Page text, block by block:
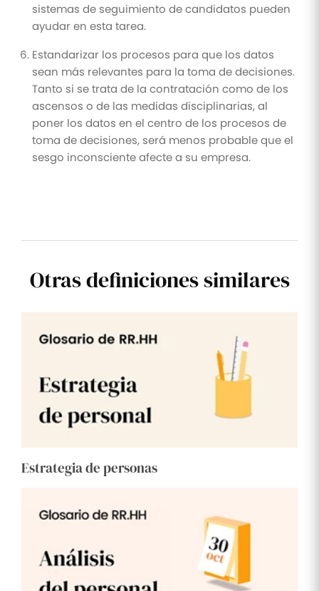
sistemas de seguimiento de candidatos pueden
ayudar en esta tarea.
Estandarizar los procesos para que los datos
sean más relevantes para la toma de decisiones.
Tanto si se trata de la contratación como de los
ascensos o de las medidas disciplinarias, al
poner los datos en el centro de los procesos de
toma de decisiones, será menos probable que el
sesgo inconsciente afecte a su empresa.
Otras definiciones similares
Estrategia de personas